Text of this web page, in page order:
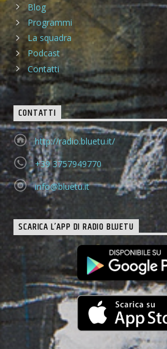
Blog
Programmi
La squadra
Podcast
Contatti
CONTATTI
http://radio.bluetu.it/
+39 3757949770
info@bluetu.it
SCARICA L’APP DI RADIO BLUETU